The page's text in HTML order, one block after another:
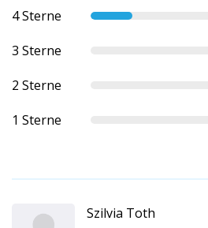
4 Sterne
3 Sterne
2 Sterne
1 Sterne
Szilvia Toth